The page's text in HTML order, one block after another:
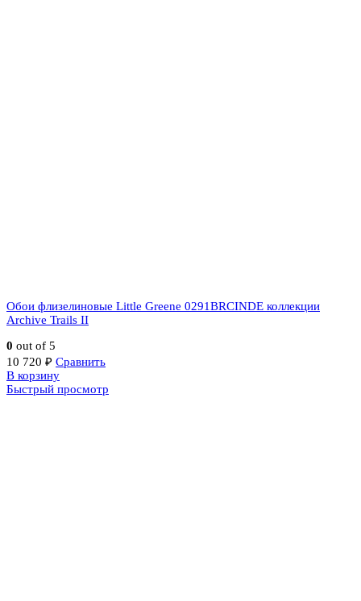
Обои флизелиновые Little Greene 0291BRCINDE коллекции
Archive Trails II
0 out of 5
10 720 ₽ Сравнить
В корзину
Быстрый просмотр